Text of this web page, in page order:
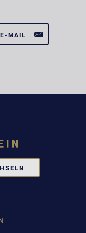
E-MAIL